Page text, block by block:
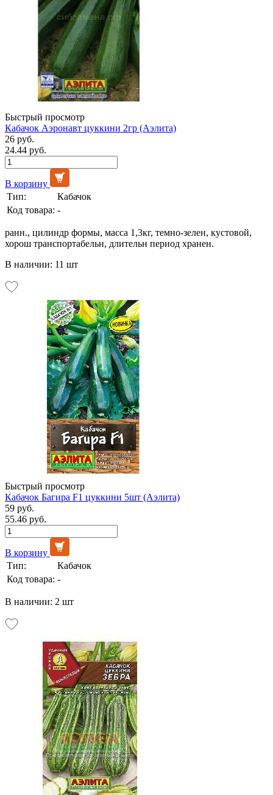
Быстрый просмотр
Кабачок Аэронавт цуккини 2гр (Аэлита)
26 руб.
24.44 руб.
В корзину
Тип:
Кабачок
Код товара: -
ранн., цилиндр формы, масса 1,3кг, темно-зелен, кустовой,
хорош транспортабельн, длительн период хранен.
В наличии: 11 шт
Быстрый просмотр
Кабачок Багира F1 цуккини 5шт (Аэлита)
59 руб.
55.46 руб.
В корзину
Тип:
Кабачок
Код товара: -
В наличии: 2 шт